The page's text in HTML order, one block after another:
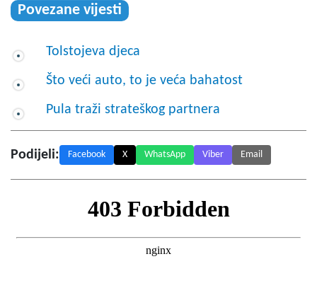
Povezane vijesti
Tolstojeva djeca
Što veći auto, to je veća bahatost
Pula traži strateškog partnera
Podijeli: Facebook X WhatsApp Viber Email